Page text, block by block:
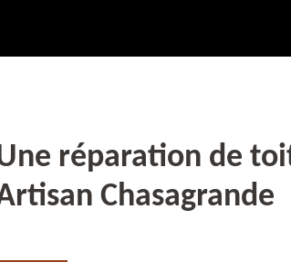
réparation de
Chasagrande